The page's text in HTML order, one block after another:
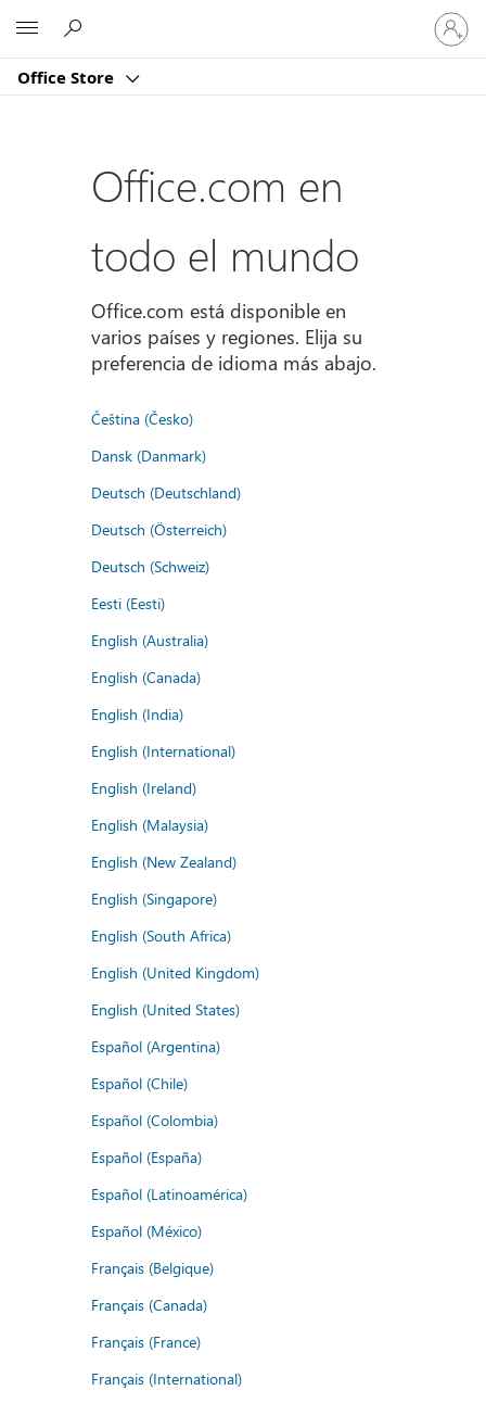
Office Store
Iniciar
sesión
en
cuenta
Office.com en
todo el mundo
Office.com está disponible en
varios países y regiones. Elija su
preferencia de idioma más abajo.
Čeština (Česko)
Dansk (Danmark)
Deutsch (Deutschland)
Deutsch (Österreich)
Deutsch (Schweiz)
Eesti (Eesti)
English (Australia)
English (Canada)
English (India)
English (International)
English (Ireland)
English (Malaysia)
English (New Zealand)
English (Singapore)
English (South Africa)
English (United Kingdom)
English (United States)
Español (Argentina)
Español (Chile)
Español (Colombia)
Español (España)
Español (Latinoamérica)
Español (México)
Français (Belgique)
Français (Canada)
Français (France)
Français (International)